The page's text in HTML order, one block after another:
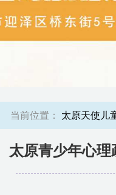
当前位置： 太原天使儿
太原青少年心